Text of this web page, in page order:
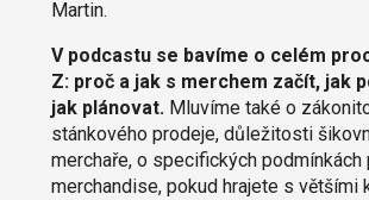
Martin.
V podcastu se bavíme o celém
Z: proč a jak s merchem začít, jak
jak plánovat.Mluvíme také o
stánkového prodeje, důležitosti
merchaře, o specifických podmínkách
merchandise, pokud hrajete s většími